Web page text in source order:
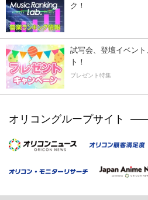
ク！
試写会、登壇イベン
ト！
プレゼント特集
オリコングループサイト